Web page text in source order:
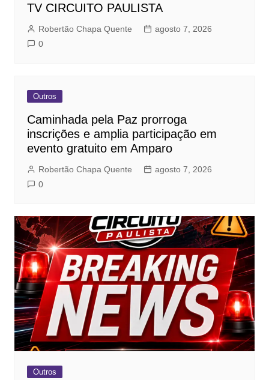
TV CIRCUITO PAULISTA
Robertão Chapa Quente
agosto 7, 2026
0
Outros
Caminhada pela Paz prorroga
inscrições e amplia participação em
evento gratuito em Amparo
Robertão Chapa Quente
agosto 7, 2026
0
Outros